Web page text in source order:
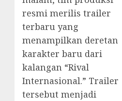
resmi merilis trailer
terbaru yang
menampilkan deretan
karakter baru dari
kalangan “Rival
Internasional.” Trailer
tersebut menjadi